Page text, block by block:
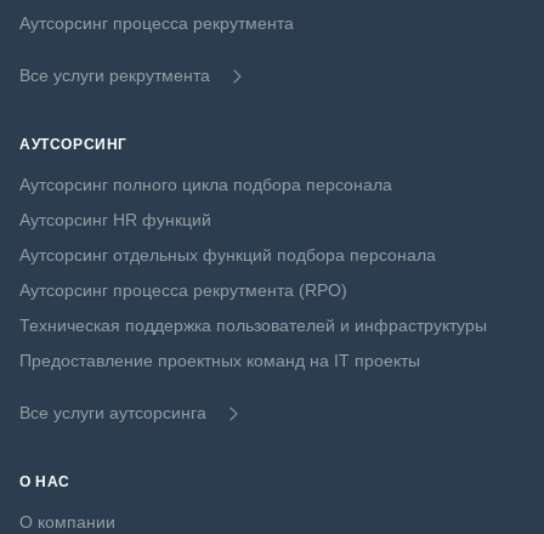
Аутсорсинг процесса рекрутмента
Все услуги рекрутмента
АУТСОРСИНГ
Аутсорсинг полного цикла подбора персонала
Аутсорсинг HR функций
Аутсорсинг отдельных функций подбора персонала
Аутсорсинг процесса рекрутмента (RPO)
Техническая поддержка пользователей и инфраструктуры
Предоставление проектных команд на IT проекты
Все услуги аутсорсинга
О НАС
О компании